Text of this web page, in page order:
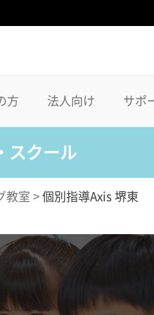
方 法人向け サポ
スクール
教室 > 個別指導Axis 堺東